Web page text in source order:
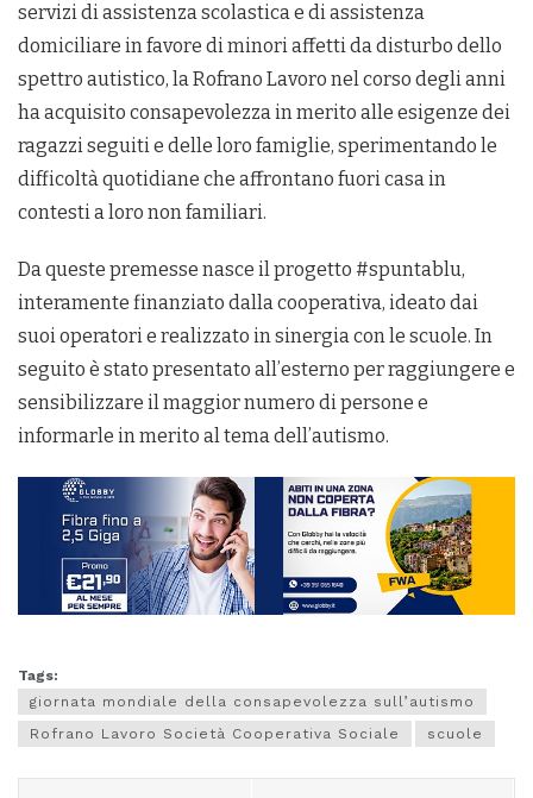
servizi di assistenza scolastica e di assistenza
domiciliare in favore di minori affetti da disturbo dello
spettro autistico, la Rofrano Lavoro nel corso degli anni
ha acquisito consapevolezza in merito alle esigenze dei
ragazzi seguiti e delle loro famiglie, sperimentando le
difficoltà quotidiane che affrontano fuori casa in
contesti a loro non familiari.
Da queste premesse nasce il progetto #spuntablu,
interamente finanziato dalla cooperativa, ideato dai
suoi operatori e realizzato in sinergia con le scuole. In
seguito è stato presentato all’esterno per raggiungere e
sensibilizzare il maggior numero di persone e
informarle in merito al tema dell’autismo.
Tags:
giornata mondiale della consapevolezza sull’autismo
Rofrano Lavoro Società Cooperativa Sociale
scuole